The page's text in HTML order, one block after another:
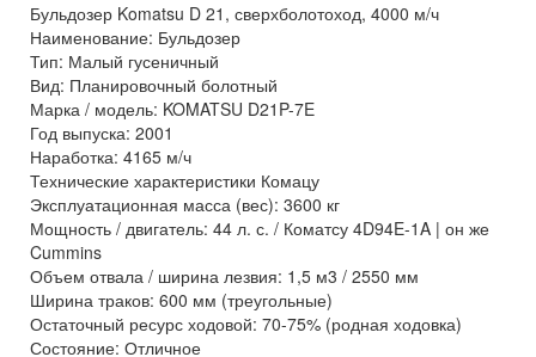
Бульдозер Komatsu D 21, сверхболотоход, 4000 м/ч
Наименование: Бульдозер
Тип: Малый гусеничный
Вид: Планировочный болотный
Марка / модель: KOMATSU D21P-7E
Год выпуска: 2001
Наработка: 4165 м/ч
Технические характеристики Комацу
Эксплуатационная масса (вес): 3600 кг
Мощность / двигатель: 44 л. с. / Коматсу 4D94E-1A | он же
Cummins
Объем отвала / ширина лезвия: 1,5 м3 / 2550 мм
Ширина траков: 600 мм (треугольные)
Остаточный ресурс ходовой: 70-75% (родная ходовка)
Состояние: Отличное